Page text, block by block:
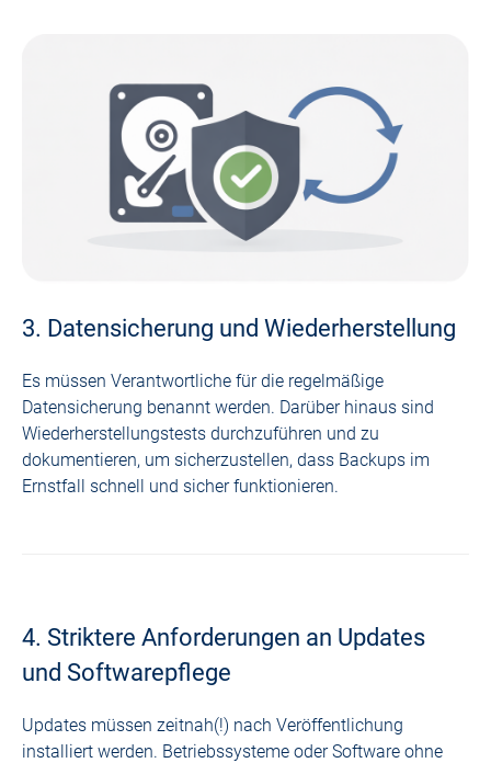
3. Datensicherung und Wiederherstellung
Es müssen Verantwortliche für die regelmäßige
Datensicherung benannt werden. Darüber hinaus sind
Wiederherstellungstests durchzuführen und zu
dokumentieren, um sicherzustellen, dass Backups im
Ernstfall schnell und sicher funktionieren.
4. Striktere Anforderungen an Updates
und Softwarepflege
Updates müssen zeitnah(!) nach Veröffentlichung
installiert werden. Betriebssysteme oder Software ohne